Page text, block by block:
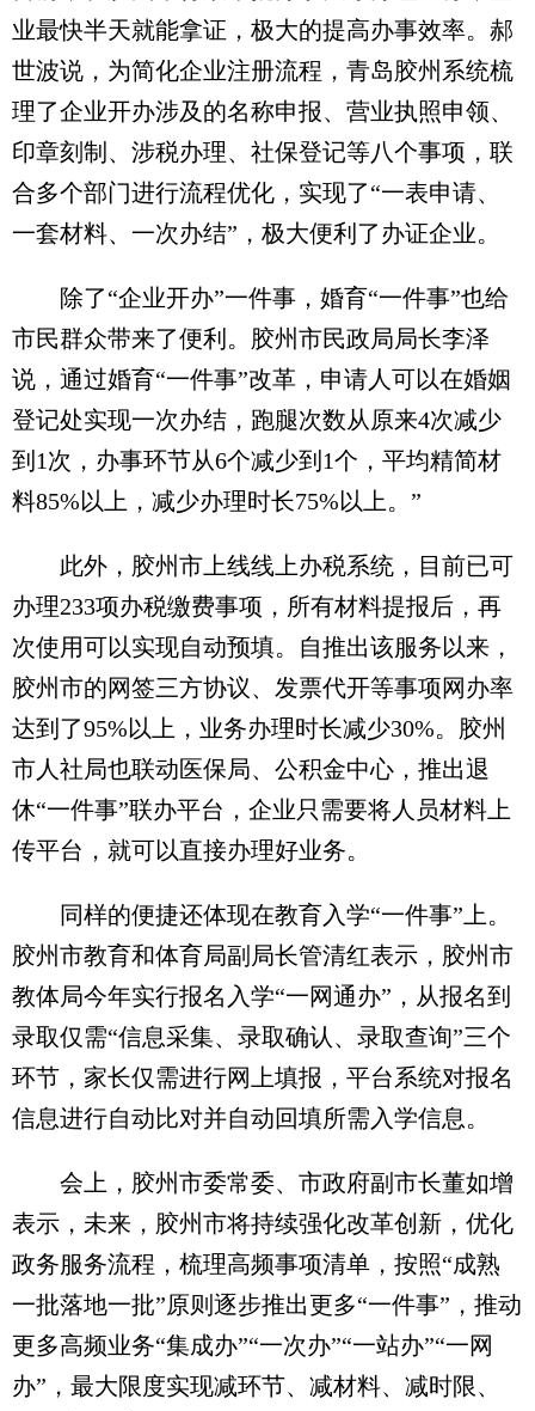
业最快半天就能拿证，极大的提高办事效率。郝
世波说，为简化企业注册流程，青岛胶州系统梳
理了企业开办涉及的名称申报、营业执照申领、
印章刻制、涉税办理、社保登记等八个事项，联
合多个部门进行流程优化，实现了“一表申请、
一套材料、一次办结”，极大便利了办证企业。
除了“企业开办”一件事，婚育“一件事”也给
市民群众带来了便利。胶州市民政局局长李泽
说，通过婚育“一件事”改革，申请人可以在婚姻
登记处实现一次办结，跑腿次数从原来4次减少
到1次，办事环节从6个减少到1个，平均精简材
料85%以上，减少办理时长75%以上。”
此外，胶州市上线线上办税系统，目前已可
办理233项办税缴费事项，所有材料提报后，再
次使用可以实现自动预填。自推出该服务以来，
胶州市的网签三方协议、发票代开等事项网办率
达到了95%以上，业务办理时长减少30%。胶州
市人社局也联动医保局、公积金中心，推出退
休“一件事”联办平台，企业只需要将人员材料上
传平台，就可以直接办理好业务。
同样的便捷还体现在教育入学“一件事”上。
胶州市教育和体育局副局长管清红表示，胶州市
教体局今年实行报名入学“一网通办”，从报名到
录取仅需“信息采集、录取确认、录取查询”三个
环节，家长仅需进行网上填报，平台系统对报名
信息进行自动比对并自动回填所需入学信息。
会上，胶州市委常委、市政府副市长董如增
表示，未来，胶州市将持续强化改革创新，优化
政务服务流程，梳理高频事项清单，按照“成熟
一批落地一批”原则逐步推出更多“一件事”，推动
更多高频业务“集成办”“一次办”“一站办”“一网
办”，最大限度实现减环节、减材料、减时限、